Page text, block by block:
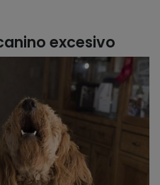
excesivo